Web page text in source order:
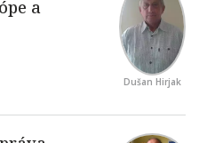
Dušan Hirjak